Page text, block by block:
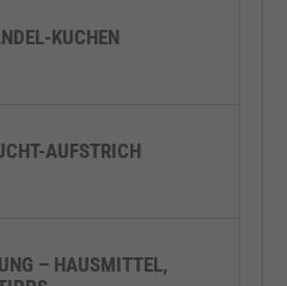
KUCHEN
AUFSTRICH
– HAUSMITTEL,